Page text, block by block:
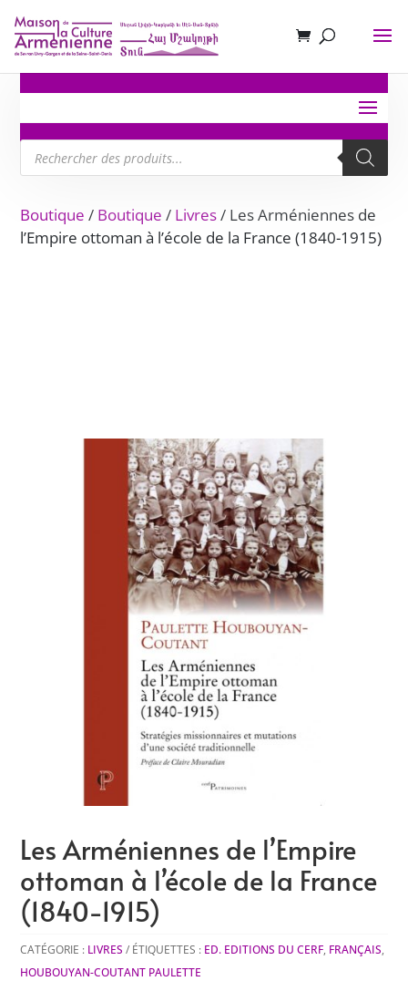
Recherche
de
produits
Boutique / Boutique / Livres/ Les Arméniennes de
l’Empire ottoman à l’école de la France (1840-1915)
Les Arméniennes de l’Empire
ottoman à l’école de la France
(1840-1915)
CATÉGORIE : LIVRES ÉTIQUETTES : ED. EDITIONS DU CERF, FRANÇAIS,
HOUBOUYAN-COUTANT PAULETTE